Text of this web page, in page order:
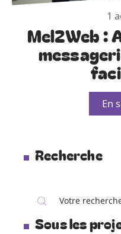
1
Mel2Web :
En
Recherche
Sous les